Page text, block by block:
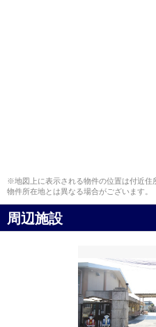
※地図上に表示される物件の位置は付近住
物件所在地とは異なる場合がございます。
周辺施設